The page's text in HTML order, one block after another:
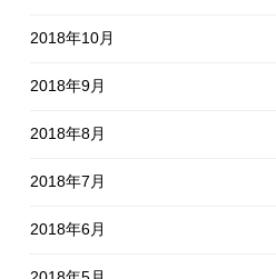
2018年10月
2018年9月
2018年8月
2018年7月
2018年6月